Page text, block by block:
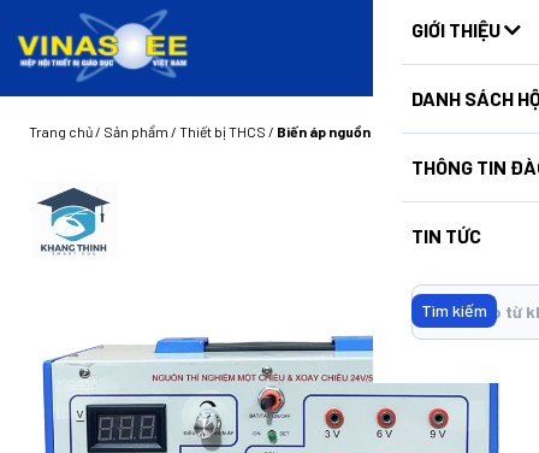
HUẤN
GIỚI THIỆU
DANH SÁCH
THÔNG TIN
TIN TỨC
Tìm kiếm
Trang chủ/ Sản phẩm / Thiết bị THCS / Biến áp nguồn